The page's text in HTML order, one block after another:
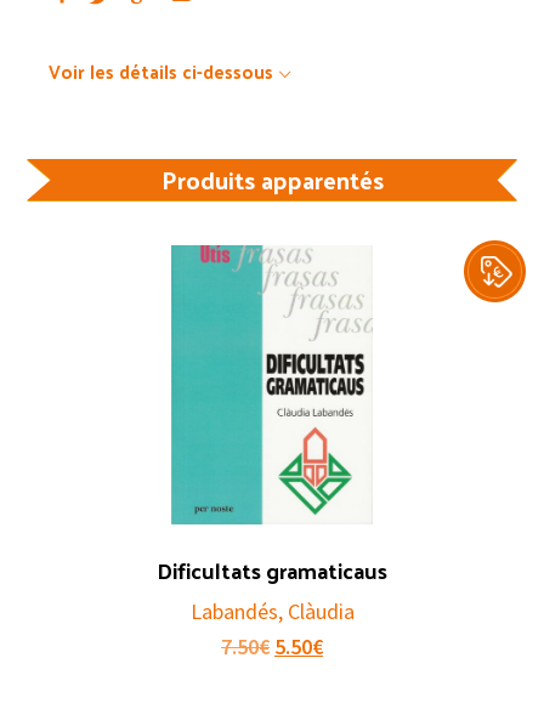
Voir les détails ci-dessous
Produits apparentés
Dificultats gramaticaus
Labandés, Clàudia
7.50€ Le
5.50€Le